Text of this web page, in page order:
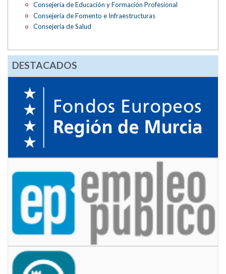
Consejería de Educación y Formación Profesional
Consejería de Fomento e Infraestructuras
Consejería de Salud
DESTACADOS